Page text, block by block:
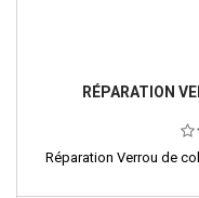
RÉPARATION
Réparation Verrou de